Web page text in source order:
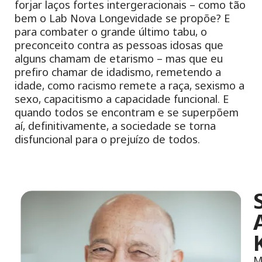
forjar laços fortes intergeracionais – como tão
bem o Lab Nova Longevidade se propõe? E
para combater o grande último tabu, o
preconceito contra as pessoas idosas que
alguns chamam de etarismo – mas que eu
prefiro chamar de idadismo, remetendo a
idade, como racismo remete a raça, sexismo a
sexo, capacitismo a capacidade funcional. E
quando todos se encontram e se superpõem
aí, definitivamente, a sociedade se torna
disfuncional para o prejuízo de todos.